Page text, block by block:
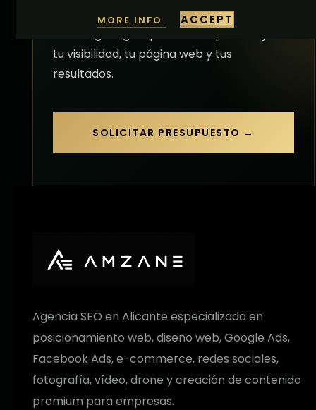
Hablemos de tu proyecto y creemos una
tu visibilidad, tu página web y tus
resultados.
SOLICITAR PRESUPUESTO →
Agencia SEO en Alicante especializada en
posicionamiento web, diseño web, Google Ads,
Facebook Ads, e-commerce, redes sociales,
fotografía, vídeo, drone y creación de contenido
premium para empresas.
MORE INFO ACCEPT